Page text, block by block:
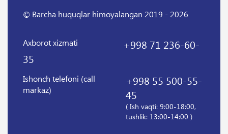
© Barcha huquqlar himoyalangan 2019 - 2026
Axborot xizmati
+998 71 236-60-
35
Ishonch telefoni (call
markaz)
+998 55 500-55-
45
( Ish vaqti: 9:00-18:00,
tushlik: 13:00-14:00 )